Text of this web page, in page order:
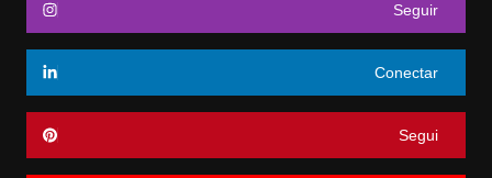
Seguir
Conectar
Segui